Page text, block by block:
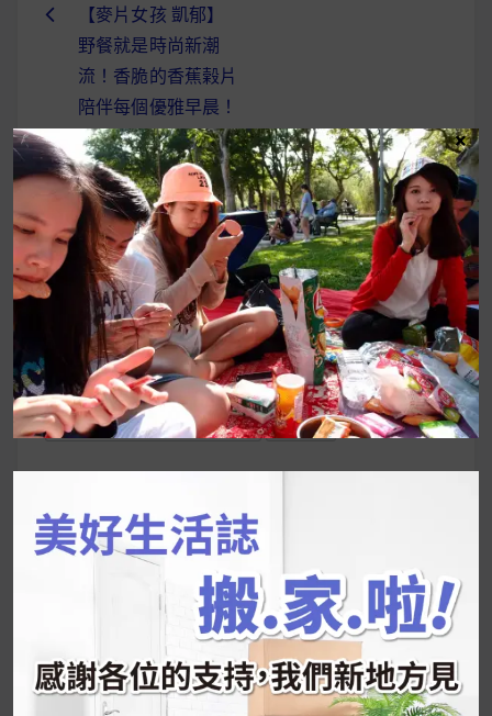
文
覽
【麥片女孩 凱郁】
野餐就是時尚新潮
流！香脆的香蕉榖片
陪伴每個優雅早晨！
UrMart 為你打造理想生活
搜
尋
關
字:
近期文章
韓國人為什麼不容易胖？
揭秘明星、網紅熱
好吃的蛋白點心還有好玩的運動小遊戲！今年過
年已經等不及帶這盒跟我的親戚、朋友們一起分
×